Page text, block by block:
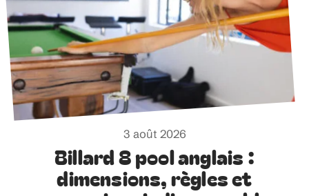
3 août 2026
Billard 8 pool anglais :
dimensions, règles et